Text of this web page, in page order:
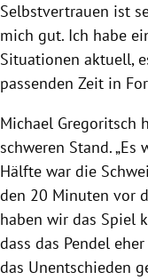
Selbstvertrauen ist
mich gut. Ich habe
Situationen aktuell,
passenden Zeit in
Michael Gregoritsch
schweren Stand. „Es
Hälfte war die
den 20 Minuten vor
haben wir das Spiel
dass das Pendel
das Unentschieden